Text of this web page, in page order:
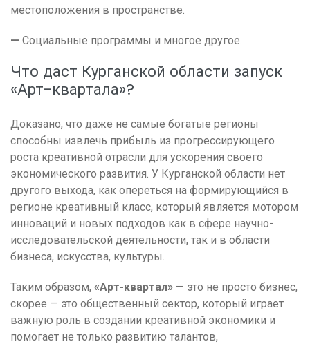
местоположения в пространстве.
— Социальные программы и многое другое.
Что даст Курганской области запуск
«Арт-квартала»?
Доказано, что даже не самые богатые регионы
способны извлечь прибыль из прогрессирующего
роста креативной отрасли для ускорения своего
экономического развития. У Курганской области нет
другого выхода, как опереться на формирующийся в
регионе креативный класс, который является мотором
инноваций и новых подходов как в сфере научно-
исследовательской деятельности, так и в области
бизнеса, искусства, культуры.
Таким образом, «Арт-квартал» — это не просто бизнес,
скорее — это общественный сектор, который играет
важную роль в создании креативной экономики и
помогает не только развитию талантов,